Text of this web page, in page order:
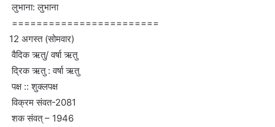
लुभाना: लुभाना
========================
12 अगस्त (सोमवार)
वैदिक ऋतु/ वर्षा ऋतु
द्रिक ऋतु : वर्षा ऋतु
पक्ष :: शुक्लपक्ष
विक्रम संवत-2081
शक संवत् – 1946